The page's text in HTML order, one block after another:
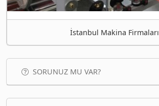
İstanbul Makina Firmaları
SORUNUZ MU VAR?